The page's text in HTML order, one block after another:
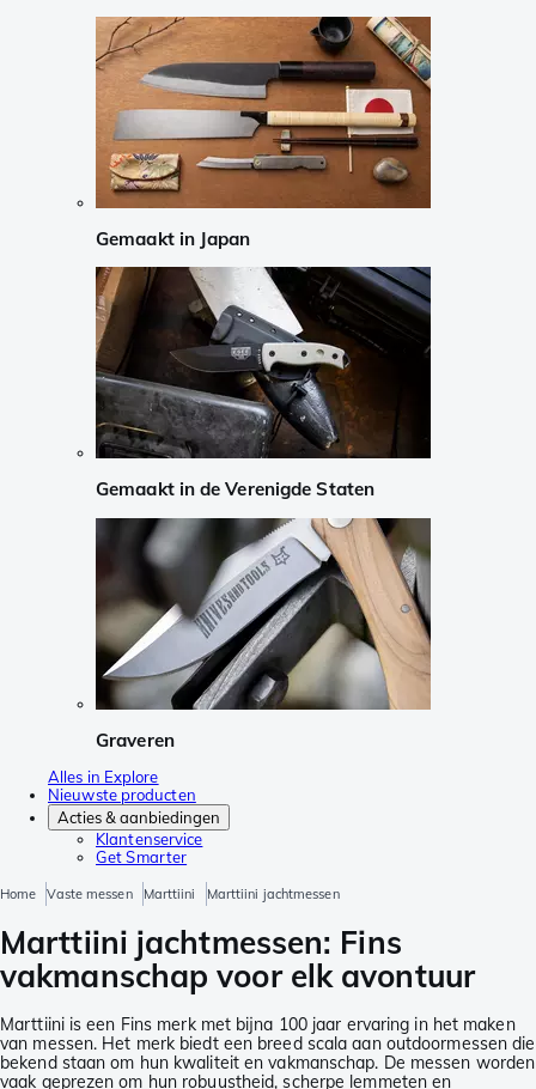
Gemaakt in Japan
Gemaakt in de Verenigde Staten
Graveren
Alles in Explore
Nieuwste producten
Acties & aanbiedingen
Klantenservice
Get Smarter
Home Vaste messen Marttiini Marttiini jachtmessen
Marttiini jachtmessen: Fins
vakmanschap voor elk avontuur
Marttiini is een Fins merk met bijna 100 jaar ervaring in het maken
van messen. Het merk biedt een breed scala aan outdoormessen die
bekend staan om hun kwaliteit en vakmanschap. De messen worden
vaak geprezen om hun robuustheid, scherpe lemmeten en